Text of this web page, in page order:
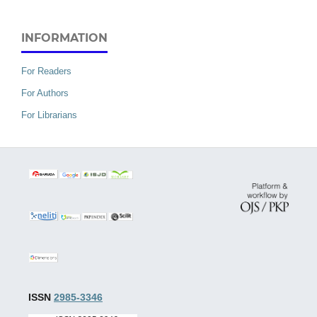
INFORMATION
For Readers
For Authors
For Librarians
ISSN 2985-3346